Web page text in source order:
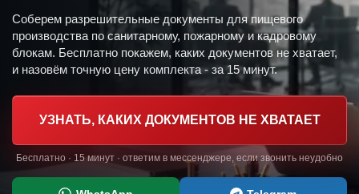
Соберем разрешительные документы для пищевого
производства по санитарному, пожарному и кадровому
блокам. Бесплатно покажем, каких документов не хватает,
и назовём точную цену комплекта - за 15 минут.
УЗНАТЬ, КАКИХ ДОКУМЕНТОВ НЕ ХВАТАЕТ
Бесплатно · 15 минут · ответим в мессенджере, если звонить неудобно